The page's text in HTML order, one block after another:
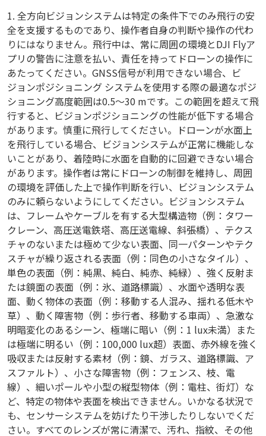
1. 全方向ビジョンシステムは特定の条件下でのみ飛行の安
全を支援するものであり、操作者自身の判断や操作の代わ
りにはなりません。飛行中は、常に周囲の環境とDJI Flyア
プリの警告に注意を払い、責任を持ってドローンの操作に
あたってください。GNSS信号が利用できない場合、ビ
ジョンポジショニング システムを使用する際の最適なポジ
ショニング高度範囲は0.5〜30 mです。この範囲を超えて飛
行すると、ビジョンポジショニングの性能が低下する場合
があります。慎重に飛行してください。ドローンが水面上
を飛行している場合、ビジョンシステムが正常に機能しな
いことがあり、着陸時に水面を自動的に回避できない場合
があります。操作者は常にドローンの制御を維持し、周囲
の環境を評価した上で操作判断を行い、ビジョンシステム
のみに頼らないようにしてください。ビジョンシステム
は、フレームやケーブルを有する大型構造物（例：タワー
クレーン、高圧送電鉄塔、高圧送電線、斜張橋）、テクス
チャのないまたは極めて少ない表面、同一パターンやテク
スチャが繰り返される表面（例：同色の小さなタイル）、
単色の表面（例：純黒、純白、純赤、純緑）、強く反射ま
たは鏡面の表面（例：氷、道路標識）、水面や透明な表
面、動く物体の表面（例：移動する人混み、揺れる低木や
草）、動く障害物（例：歩行者、移動する車両）、急激な
明暗変化のあるシーン、極端に暗い（例：1 lux未満）また
は極端に明るい（例：100,000 lux超）表面、赤外線を強く
吸収または反射する素材（例：鏡、ガラス、道路標識、ア
スファルト）、小さな障害物（例：フェンス、枝、電
線）、細いポールや小型の縦型物体（例：電柱、街灯）な
ど、特定の物体や表面を検出できません。いかなる状況で
も、センサーシステムを妨げたり干渉したりしないでくだ
さい。すべてのレンズが常に清潔で、汚れ、指紋、その他